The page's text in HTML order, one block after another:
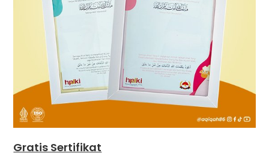
Gratis Sertifikat